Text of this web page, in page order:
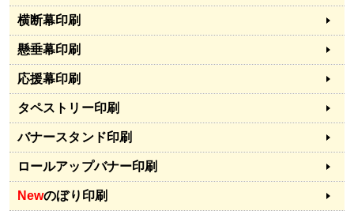
横断幕印刷
懸垂幕印刷
応援幕印刷
タペストリー印刷
バナースタンド印刷
ロールアップバナー印刷
Newのぼり印刷